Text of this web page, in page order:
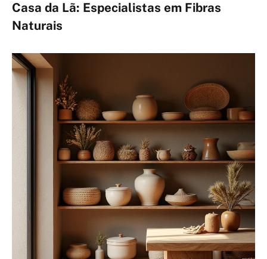
Casa da Lã: Especialistas em Fibras
Naturais